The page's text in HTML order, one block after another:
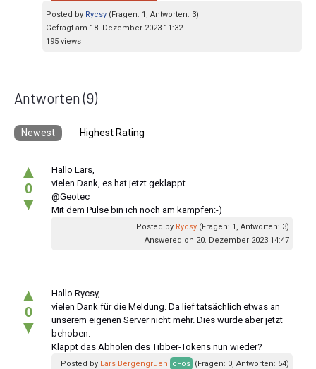
Posted by Rycsy (Fragen: 1, Antworten: 3)
Gefragt am 18. Dezember 2023 11:32
195 views
Antworten(9)
Newest Highest Rating
▲
0
▼
Hallo Lars,
vielen Dank, es hat jetzt geklappt.
@Geotec
Mit dem Pulse bin ich noch am kämpfen:-)
Posted by Rycsy (Fragen: 1, Antworten: 3)
Answered on 20. Dezember 2023 14:47
▲
0
▼
Hallo Rycsy,
vielen Dank für die Meldung. Da lief tatsächlich etwas an
unserem eigenen Server nicht mehr. Dies wurde aber jetzt
behoben.
Klappt das Abholen des Tibber-Tokens nun wieder?
Posted by Lars Bergengruen cFos (Fragen: 0, Antworten: 54)